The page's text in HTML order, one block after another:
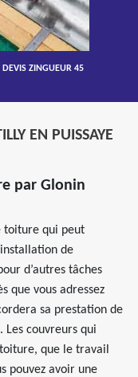
DEVIS ZINGUEUR 45
EN PUISSAYE
par Glonin
toiture qui peut
de
d’autres tâches
que vous adressez
sa prestation de
Les couvreurs qui
que le travail
pouvez avoir une